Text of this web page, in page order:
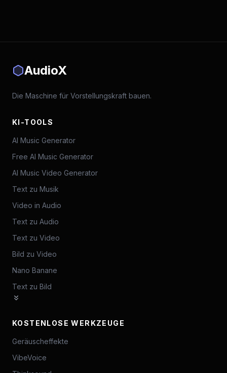
AudioX
Die Maschine für Vorstellungskraft bauen.
KI-TOOLS
AI Music Generator
Free AI Music Generator
AI Music Video Generator
Text zu Musik
Video in Audio
Text zu Audio
Text zu Video
Bild zu Video
Nano Banane
Text zu Bild
KOSTENLOSE WERKZEUGE
Geräuscheffekte
VibeVoice